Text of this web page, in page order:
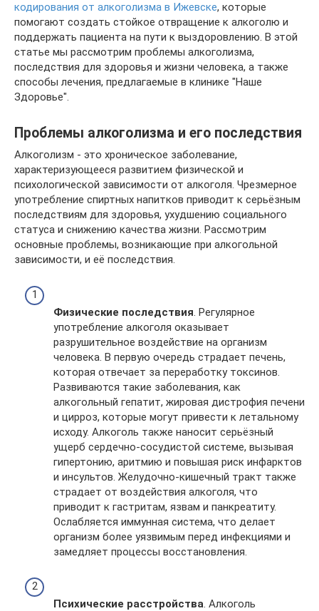
кодирования от алкоголизма в Ижевске, которые
помогают создать стойкое отвращение к алкоголю и
поддержать пациента на пути к выздоровлению. В этой
статье мы рассмотрим проблемы алкоголизма,
последствия для здоровья и жизни человека, а также
способы лечения, предлагаемые в клинике "Наше
Здоровье".
Проблемы алкоголизма и его последствия
Алкоголизм - это хроническое заболевание,
характеризующееся развитием физической и
психологической зависимости от алкоголя. Чрезмерное
употребление спиртных напитков приводит к серьёзным
последствиям для здоровья, ухудшению социального
статуса и снижению качества жизни. Рассмотрим
основные проблемы, возникающие при алкогольной
зависимости, и её последствия.
Физические последствия . Регулярное
употребление алкоголя оказывает
разрушительное воздействие на организм
человека. В первую очередь страдает печень,
которая отвечает за переработку токсинов.
Развиваются такие заболевания, как
алкогольный гепатит, жировая дистрофия печени
и цирроз, которые могут привести к летальному
исходу. Алкоголь также наносит серьёзный
ущерб сердечно-сосудистой системе, вызывая
гипертонию, аритмию и повышая риск инфарктов
и инсультов. Желудочно-кишечный тракт также
страдает от воздействия алкоголя, что
приводит к гастритам, язвам и панкреатиту.
Ослабляется иммунная система, что делает
организм более уязвимым перед инфекциями и
замедляет процессы восстановления.
Психические расстройства . Алкоголь